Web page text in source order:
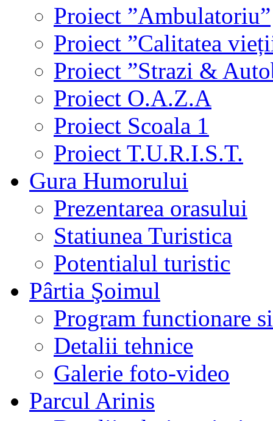
Proiect ”Ambulatoriu”
Proiect ”Calitatea
Proiect ”Strazi &
Proiect O.A.Z.A
Proiect Scoala 1
Proiect T.U.R.I.S.T.
Gura Humorului
Prezentarea orasului
Statiunea Turistica
Potentialul turistic
Pârtia Şoimul
Program functionare
Detalii tehnice
Galerie foto-video
Parcul Arinis